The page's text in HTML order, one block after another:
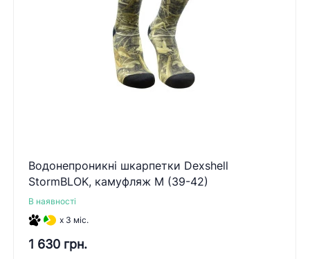
Водонепроникні шкарпетки Dexshell
StormBLOK, камуфляж M (39-42)
В наявності
x 3 міс.
1 630 грн.